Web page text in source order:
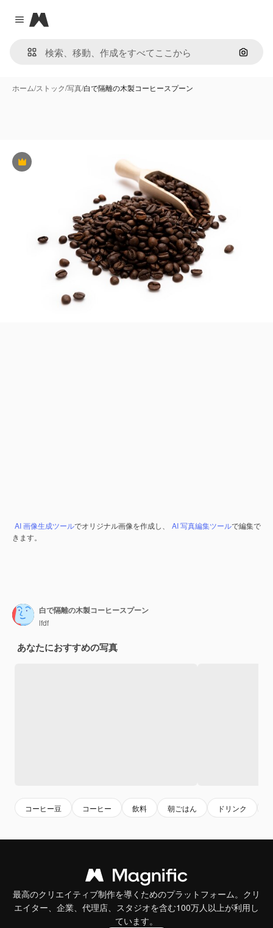
Close menu
Magnific
画像で
ホーム/ストック/写真/白で隔離の木製コーヒースプーン
Premium
AI 画像生成ツールでオリジナル画像を作成し、 AI 写真編集ツールで編集で
きます。
白で隔離の木製コーヒースプーン
lfdf
あなたにおすすめの写真
コーヒー豆 コーヒー 飲料 朝ごはん ドリンク
最高のクリエイティブ制作を導くためのプラットフォーム。クリ
エイター、企業、代理店、スタジオを含む100万人以上が利用し
ています。